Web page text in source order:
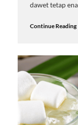
dawet tetap
Continue Reading